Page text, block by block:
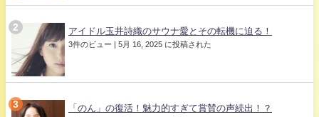
アイドル玉井詩織のサウナ愛とその転機に迫る！
3件のビュー | 5月 16, 2025 に投稿された
「のん」の復活！魅力的すぎて賞賛の声続出！？